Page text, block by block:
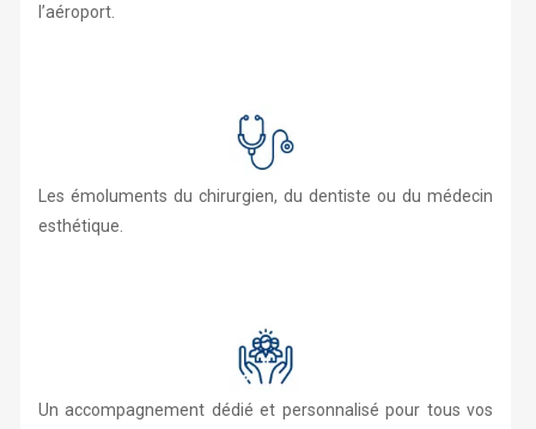
l’aéroport.
Les émoluments du chirurgien, du dentiste ou du médecin
esthétique.
Un accompagnement dédié et personnalisé pour tous vos